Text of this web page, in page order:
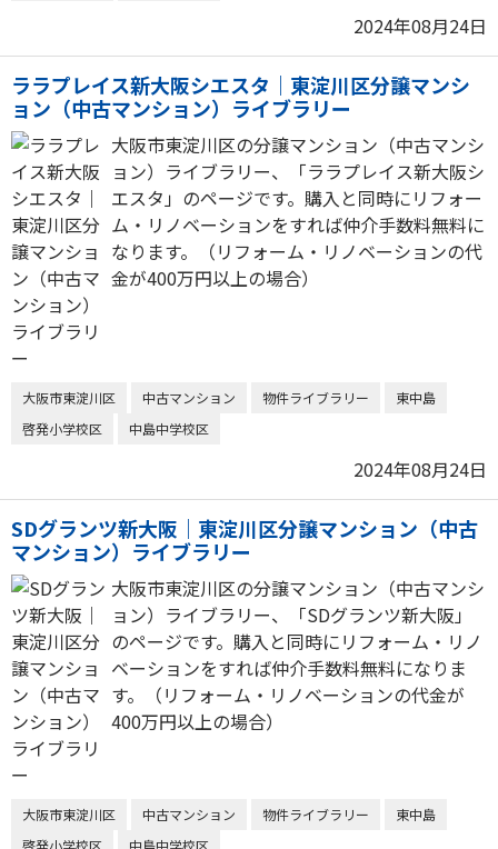
2024年08月24日
ララプレイス新大阪シエスタ｜東淀川区分譲マンシ
ョン（中古マンション）ライブラリー
大阪市東淀川区の分譲マンション（中古マンシ
ョン）ライブラリー、「ララプレイス新大阪シ
エスタ」のページです。購入と同時にリフォー
ム・リノベーションをすれば仲介手数料無料に
なります。（リフォーム・リノベーションの代
金が400万円以上の場合）
大阪市東淀川区 中古マンション 物件ライブラリー
東中島
啓発小学校区
中島中学校区
2024年08月24日
SDグランツ新大阪｜東淀川区分譲マンション（中古
マンション）ライブラリー
大阪市東淀川区の分譲マンション（中古マンシ
ョン）ライブラリー、「SDグランツ新大阪」
のページです。購入と同時にリフォーム・リノ
ベーションをすれば仲介手数料無料になりま
す。（リフォーム・リノベーションの代金が
400万円以上の場合）
大阪市東淀川区 中古マンション 物件ライブラリー
東中島